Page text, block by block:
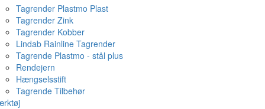
Tagrender Plastmo Plast
Tagrender Zink
Tagrender Kobber
Lindab Rainline Tagrender
Tagrende Plastmo - stål plus
Rendejern
Hængselsstift
Tagrende Tilbehør